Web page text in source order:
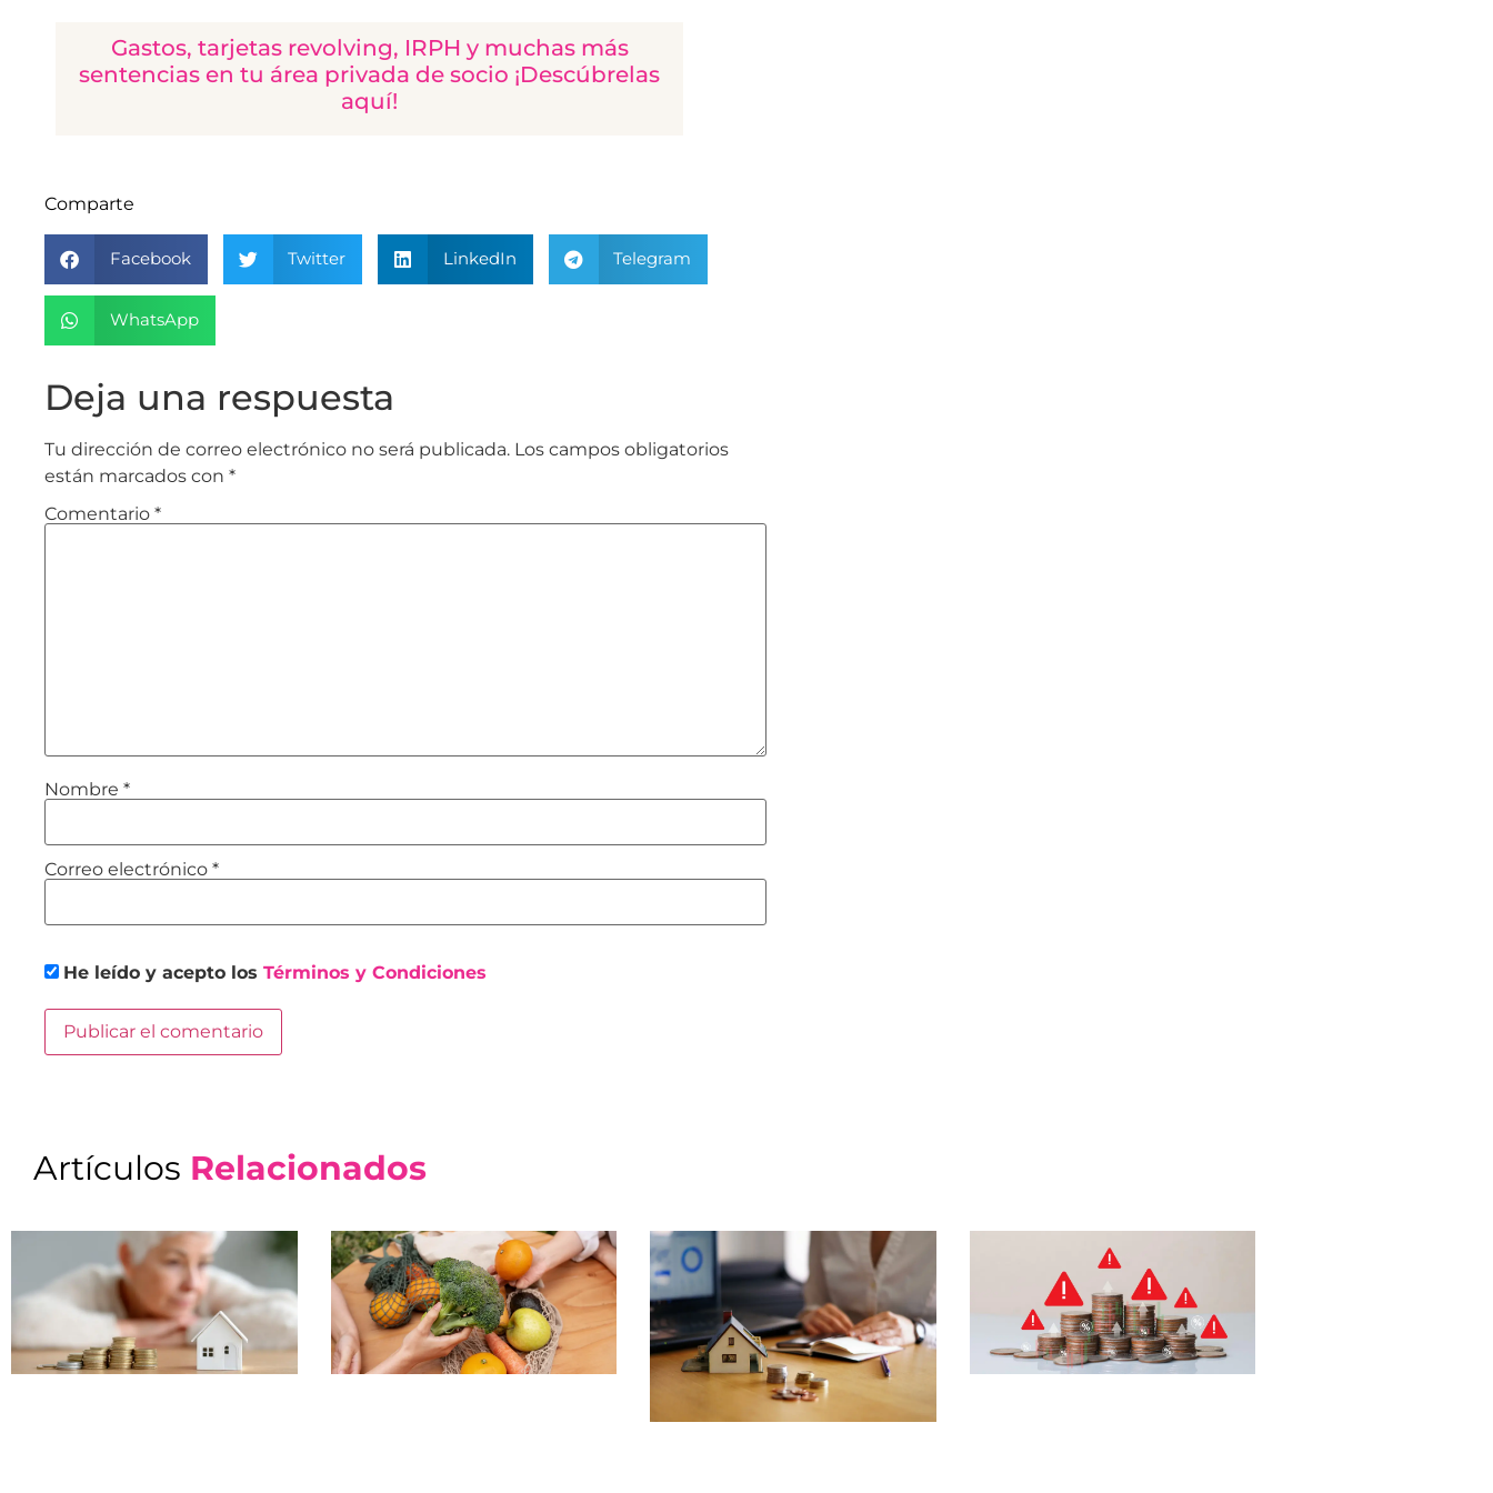
Gastos, tarjetas revolving, IRPH y muchas más
sentencias en tu área privada de socio ¡Descúbrelas
aquí!
Comparte
Facebook Twitter LinkedIn Telegram
WhatsApp
Deja una respuesta
Tu dirección de correo electrónico no será publicada. Los campos obligatorios
están marcados con *
Comentario *
Nombre *
Correo electrónico *
He leído y acepto los Términos y Condiciones
Artículos Relacionados